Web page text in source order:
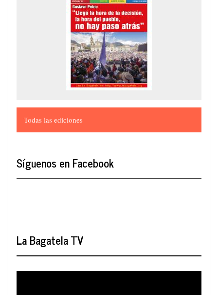
Todas las ediciones
Síguenos en Facebook
La Bagatela TV